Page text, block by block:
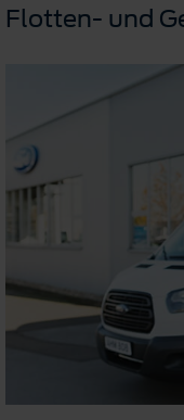
Flotten- und